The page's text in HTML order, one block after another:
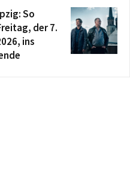
So
der 7.
ins